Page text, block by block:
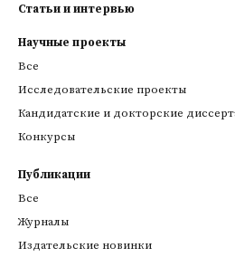
Статьи и интервью
Научные проекты
Все
Исследовательские проекты
Кандидатские и докторские
Конкурсы
Публикации
Все
Журналы
Издательские новинки